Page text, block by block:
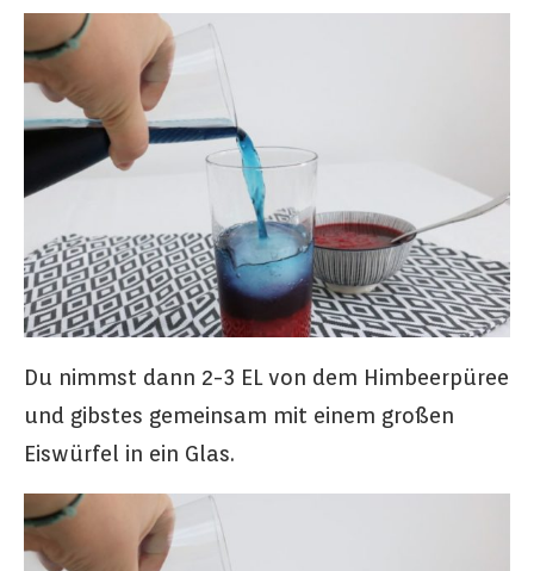
Du nimmst dann 2-3 EL von dem Himbeerpüree
und gibstes gemeinsam mit einem großen
Eiswürfel in ein Glas.